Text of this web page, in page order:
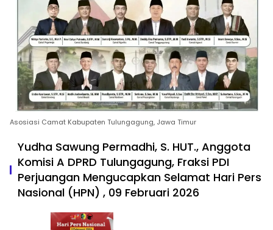
Asosiasi Camat Kabupaten Tulungagung, Jawa Timur
Yudha Sawung Permadhi, S. HUT., Anggota
Komisi A DPRD Tulungagung, Fraksi PDI
Perjuangan Mengucapkan Selamat Hari Pers
Nasional (HPN) , 09 Februari 2026